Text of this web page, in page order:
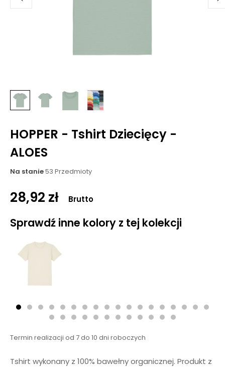
HOPPER - Tshirt Dziecięcy -
ALOES
Na stanie53 Przedmioty
28,92 zł Brutto
Sprawdź inne kolory z tej kolekcji
Termin realizacji od 7 do 10 dni roboczych
Tshirt wykonany z 100% bawełny organicznej. Produkt z